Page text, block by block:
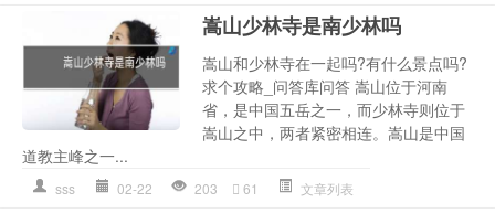
嵩山少林寺是南少林吗
嵩山和少林寺在一起吗?有什么景点吗?
求个攻略_问答库问答 嵩山位于河南
省，是中国五岳之一，而少林寺则位于
嵩山之中，两者紧密相连。嵩山是中国
道教主峰之一...
sss 02-22 203 61 文章列表